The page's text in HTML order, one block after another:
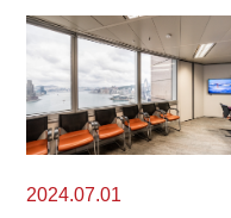
2024.07.01